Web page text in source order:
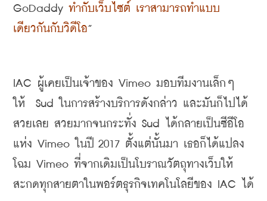
GoDaddy ทำกับเว็บไซต์ เราสามารถทำแบบ
เดียวกันกับวิดีโอ”
IAC ผู้เคยเป็นเจ้าของ Vimeo มอบทีมงานเล็กๆ
ให้ Sud
ในการสร้างบริการดังกล่าว และมันก็ไปได้
สวยเลย สวยมากจนกระทั่ง Sud
ได้กลายเป็นซีอีโอ
แห่ง Vimeo ในปี 2017 ตั้งแต่นั้นมา เธอก็ได้แปลง
โฉม Vimeo ที่จากเดิมเป็นโบราณวัตถุทางเว็บให้
สะกดทุกสายตาในพอร์ตธุรกิจเทคโนโลยีของ IAC ได้